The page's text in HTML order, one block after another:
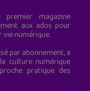
magazine
aux ados pour
numérique.
par abonnement, a
culture numérique
pratique des